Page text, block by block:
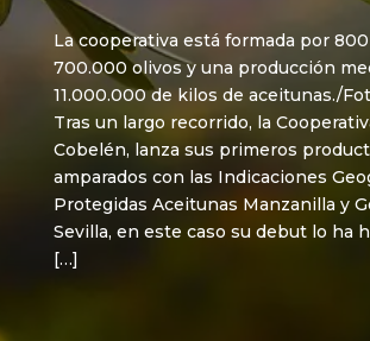
La cooperativa está formada por
700.000 olivos y una producción
11.000.000 de kilos de aceitunas./
Tras un largo recorrido, la
Cobelén, lanza sus primeros
amparados con las Indicaciones
Protegidas Aceitunas Manzanilla y
Sevilla, en este caso su debut lo ha
[…]